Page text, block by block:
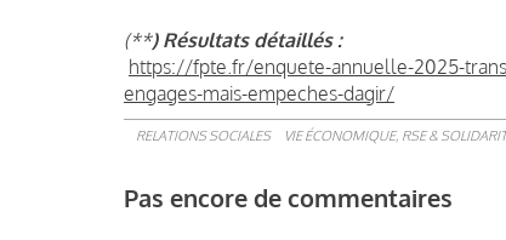
(**) Résultats détaillés :
https://fpte.fr/enquete-annuelle-2025-
engages-mais-empeches-dagir/
RELATIONS SOCIALES VIE ÉCONOMIQUE, RSE &
Pas encore de commentaires